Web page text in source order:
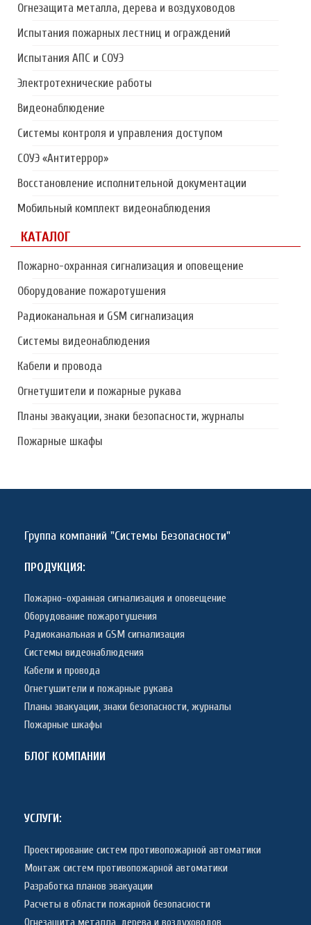
Огнезащита металла, дерева и воздуховодов
Испытания пожарных лестниц и ограждений
Испытания АПС и СОУЭ
Электротехнические работы
Видеонаблюдение
Системы контроля и управления доступом
СОУЭ «Антитеррор»
Восстановление исполнительной документации
Мобильный комплект видеонаблюдения
КАТАЛОГ
Пожарно-охранная сигнализация и оповещение
Оборудование пожаротушения
Радиоканальная и GSM сигнализация
Системы видеонаблюдения
Кабели и провода
Огнетушители и пожарные рукава
Планы эвакуации, знаки безопасности, журналы
Пожарные шкафы
Группа компаний "Системы Безопасности"
ПРОДУКЦИЯ:
Пожарно-охранная сигнализация и оповещение
Оборудование пожаротушения
Радиоканальная и GSM сигнализация
Системы видеонаблюдения
Кабели и провода
Огнетушители и пожарные рукава
Планы эвакуации, знаки безопасности, журналы
Пожарные шкафы
БЛОГ КОМПАНИИ
УСЛУГИ:
Проектирование систем противопожарной автоматики
Монтаж систем противопожарной автоматики
Разработка планов эвакуации
Расчеты в области пожарной безопасности
Огнезащита металла, дерева и воздуховодов